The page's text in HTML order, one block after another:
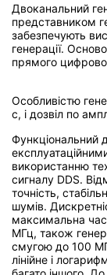
Двоканальний
представником
забезпечують
генерації.
прямого
Особливістю
с, і дозвіл по
Функціональний
використанню
сигналу DDS.
точність,
шумів.
максимальна
МГц, також
смугою до 100
лінійне і